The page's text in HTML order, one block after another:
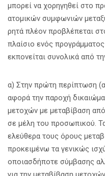
μπορεί να χορηγηθεί στο
ατομικών συμφωνιών
ρητά πλέον προβλέπεται
πλαίσιο ενός
εκπονείται συνολικά από
α) Στην πρώτη περίπτωση
αφορά την παροχή
μετοχών με μεταβίβαση
σε μέλη του προσωπικού.
ελεύθερα τους όρους
προκειμένω τα γενικώς
οποιασδήποτε σύμβασης